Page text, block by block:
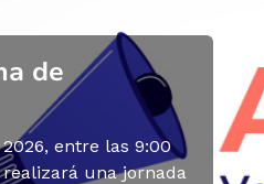
de
entre las 9:00
realizará una jornada